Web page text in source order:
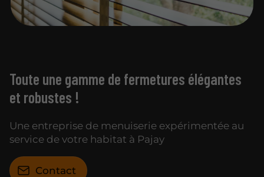
Toute une gamme de fermetures élégantes
et robustes !
Une entreprise de menuiserie expérimentée au
service de votre habitat à Pajay
Contact